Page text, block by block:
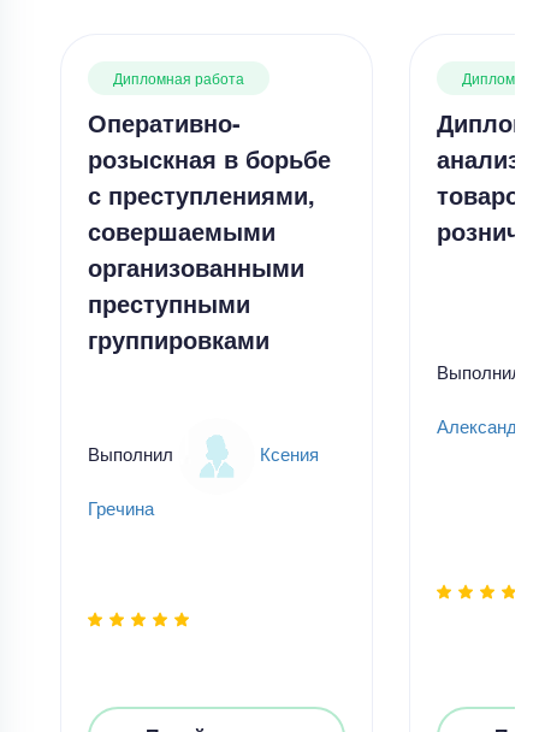
Дипломная работа
Оперативно-
розыскная в борьбе
с преступлениями,
совершаемыми
организованными
преступными
группировками
Выполнил Ксения
Гречина
анализ
Выполнил
Александр